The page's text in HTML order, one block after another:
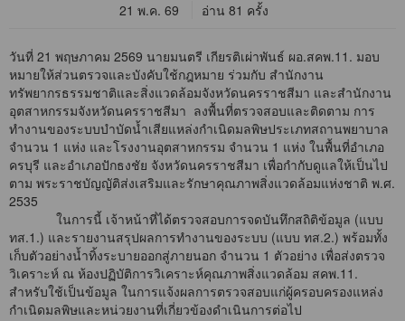
21 พ.ค. 69 อ่าน 81 ครั้ง
วันที่ 21 พฤษภาคม 2569 นายมนตรี เกียรติเผ่าพันธ์ ผอ.สคพ.11. มอบ
หมายให้ส่วนตรวจและบังคับใช้กฎหมาย ร่วมกับ สำนักงาน
ทรัพยากรธรรมชาติและสิ่งแวดล้อมจังหวัดนครราชสีมา และสำนักงาน
อุตสาหกรรมจังหวัดนครราชสีมา ลงพื้นที่ตรวจสอบและติดตาม การ
ทำงานของระบบบำบัดน้ำเสียแหล่งกำเนิดมลพิษประเภทสถานพยาบาล
จำนวน 1 แห่ง และโรงงานอุตสาหกรรม จำนวน 1 แห่ง ในพื้นที่อำเภอ
ครบุรี และอำเภอปักธงชัย จังหวัดนครราชสีมา เพื่อกำกับดูแลให้เป็นไป
ตาม พระราชบัญญัติส่งเสริมและรักษาคุณภาพสิ่งแวดล้อมแห่งชาติ พ.ศ.
2535
ในการนี้ เจ้าหน้าที่ได้ตรวจสอบการจดบันทึกสถิติข้อมูล (แบบ
ทส.1.) และรายงานสรุปผลการทำงานของระบบ (แบบ ทส.2.) พร้อมทั้ง
เก็บตัวอย่างน้ำทิ้งระบายออกสู่ภายนอก จำนวน 1 ตัวอย่าง เพื่อส่งตรวจ
วิเคราะห์ ณ ห้องปฏิบัติการวิเคราะห์คุณภาพสิ่งแวดล้อม สคพ.11.
สำหรับใช้เป็นข้อมูล ในการแจ้งผลการตรวจสอบแก่ผู้ครอบครองแหล่ง
กำเนิดมลพิษและหน่วยงานที่เกี่ยวข้องดำเนินการต่อไป